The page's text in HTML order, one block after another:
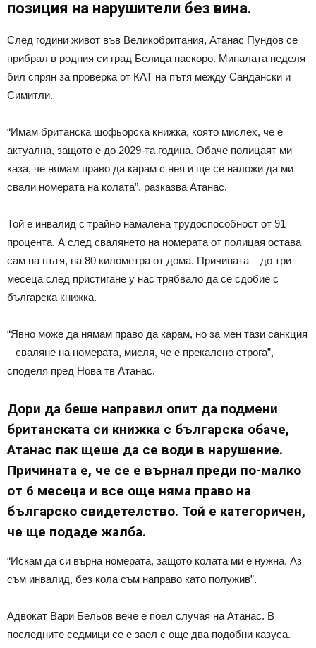
позиция на нарушители без вина.
След години живот във Великобритания, Атанас Пундов се
прибрал в родния си град Белица наскоро. Миналата неделя
бил спрян за проверка от КАТ на пътя между Сандански и
Симитли.
“Имам британска шофьорска книжка, която мислех, че е
актуална, защото е до 2029-та година. Обаче полицаят ми
каза, че нямам право да карам с нея и ще се наложи да ми
свали номерата на колата”, разказва Атанас.
Той е инвалид с трайно намалена трудоспособност от 91
процента. А след свалянето на номерата от полицая остава
сам на пътя, на 80 километра от дома. Причината – до три
месеца след пристигане у нас трябвало да се сдобие с
българска книжка.
“Явно може да нямам право да карам, но за мен тази санкция
– сваляне на номерата, мисля, че е прекалено строга”,
споделя пред Нова тв Атанас.
Дори да беше направил опит да подмени
британската си книжка с българска обаче,
Атанас пак щеше да се води в нарушение.
Причината е, че се е върнал преди по-малко
от 6 месеца и все още няма право на
българско свидетелство. Той е категоричен,
че ще подаде жалба.
“Искам да си върна номерата, защото колата ми е нужна. Аз
съм инвалид, без кола съм направо като полужив”.
Адвокат Вари Бельов вече е поел случая на Атанас. В
последните седмици се е заел с още два подобни казуса.